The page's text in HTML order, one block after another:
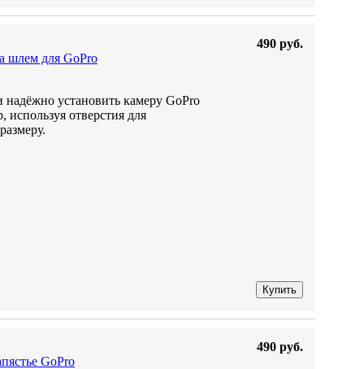
шлем для GoPro
установить камеру GoPro
отверстия для
490 руб.
Купить
GoPro
490 руб.